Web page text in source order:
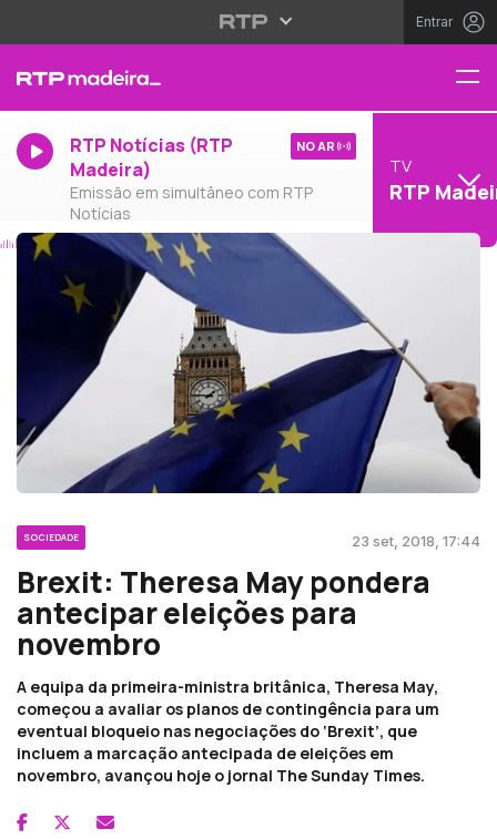
Entrar
RTP Notícias (RTP
Madeira)
Emissão em simultâneo com RTP
Notícias
NO AR
TV
RTP
SOCIEDADE 23 set, 2018, 17:44
Brexit: Theresa May pondera
antecipar eleições para
novembro
A equipa da primeira-ministra britânica, Theresa May,
começou a avaliar os planos de contingência para um
eventual bloqueio nas negociações do ‘Brexit’, que
incluem a marcação antecipada de eleições em
novembro, avançou hoje o jornal The Sunday Times.